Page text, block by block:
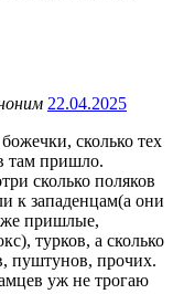
22.04.2025
сколько тех
там пришло.
сколько поляков
к западенцам(а они
пришлые,
турков, а сколько
пуштунов, прочих.
уж не трогаю